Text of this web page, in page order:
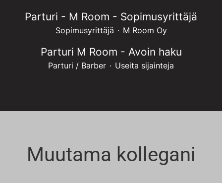
Parturi - M Room - Sopimusyrittäjä
Sopimusyrittäjä · M Room Oy
Parturi M Room - Avoin haku
Parturi / Barber · Useita sijainteja
Muutama kollegani